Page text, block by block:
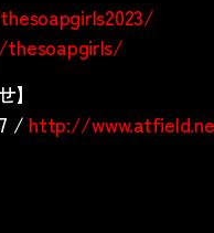
】
/ http://